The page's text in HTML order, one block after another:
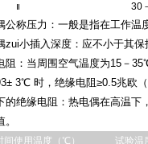
Ⅱ 30
压力：一般是指在工作温度
小插入深度：应不小于其保
当周围空气温度为15－35℃
3℃ 时，绝缘电阻≥0.5兆欧（
缘电阻：热电偶在高温下，
间使用温度（℃） 试验温